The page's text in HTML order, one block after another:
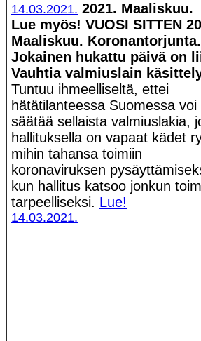
14.03.2021. 2021. Maaliskuu.
Lue myös! VUOSI SITTEN
Maaliskuu. Koronantorjunta.
Jokainen hukattu päivä on
Vauhtia valmiuslain
Tuntuu ihmeelliseltä, ettei
hätätilanteessa Suomessa voi
säätää sellaista valmiuslakia,
hallituksella on vapaat kädet
mihin tahansa toimiin
koronaviruksen
kun hallitus katsoo jonkun
tarpeelliseksi. Lue!
14.03.2021.